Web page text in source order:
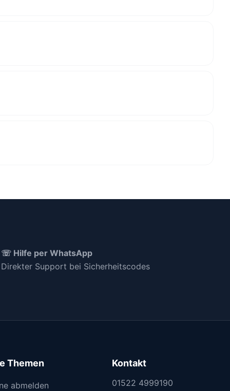
☏ Hilfe per WhatsApp
Direkter Support bei Sicherheitscodes
Themen
abmelden
Kontakt
01522 4999190